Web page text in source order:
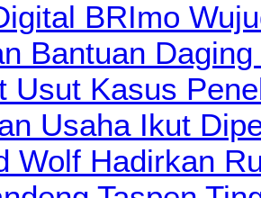
BRImo
Bantuan
Usut Kasus
Usaha Ikut
Wolf Hadirkan